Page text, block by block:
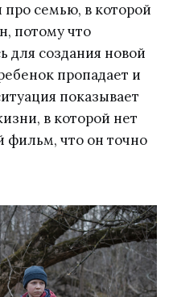
семью, в которой
потому что
для создания новой
пропадает и
показывает
в которой нет
фильм, что он точно